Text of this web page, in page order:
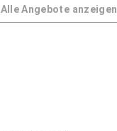
Alle Angebote anzeigen